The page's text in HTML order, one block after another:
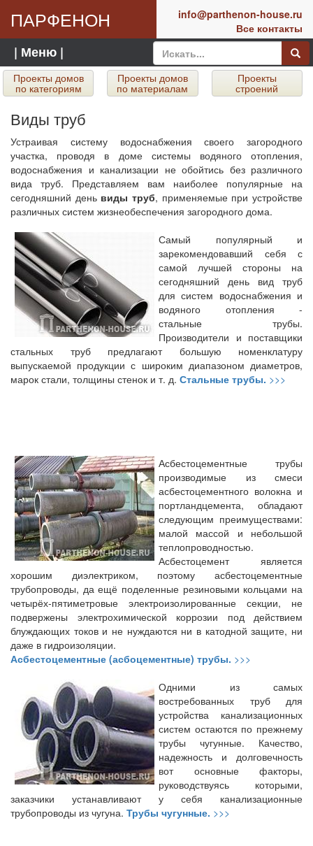
ПАРФЕНОН
info@parthenon-house.ru
Все контакты
| Меню |
Проекты домов
по категориям
Проекты домов
по материалам
Проекты
строений
Виды труб
Устраивая систему водоснабжения своего загородного
участка, проводя в доме системы водяного отопления,
водоснабжения и канализации не обойтись без различного
вида труб. Представляем вам наиболее популярные на
сегодняшний день виды труб, применяемые при устройстве
различных систем жизнеобеспечения загородного дома.
Самый популярный и
зарекомендовавший себя с
самой лучшей стороны на
сегодняшний день вид труб
для систем водоснабжения и
водяного отопления -
стальные трубы.
Производители и поставщики
стальных труб предлагают большую номенклатуру
выпускаемой продукции с широким диапазоном диаметров,
марок стали, толщины стенок и т. д. Стальные трубы. >>>
Асбестоцементные трубы
производимые из смеси
асбестоцементного волокна и
портландцемента, обладают
следующим преимуществами:
малой массой и небольшой
теплопроводностью.
Асбестоцемент является
хорошим диэлектриком, поэтому асбестоцементные
трубопроводы, да ещё поделенные резиновыми кольцами на
четырёх-пятиметровые электроизолированные секции, не
подвержены электрохимической коррозии под действием
блуждающих токов и не нуждаются ни в катодной защите, ни
даже в гидроизоляции.
Асбестоцементные (асбоцементные) трубы. >>>
Одними из самых
востребованных труб для
устройства канализационных
систем остаются по прежнему
трубы чугунные. Качество,
надежность и долговечность
вот основные факторы,
руководствуясь которыми,
заказчики устанавливают у себя канализационные
трубопроводы из чугуна. Трубы чугунные. >>>